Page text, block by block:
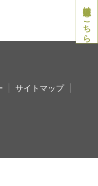
通信販売はこちら
サイトマップ